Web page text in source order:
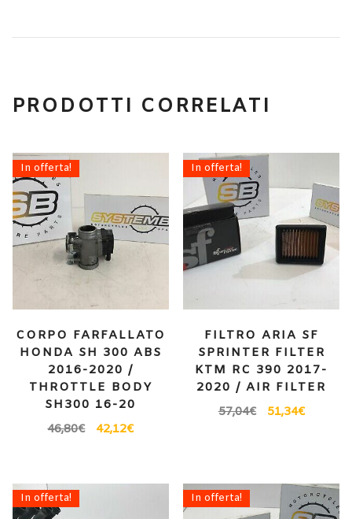
PRODOTTI CORRELATI
In offerta!
CORPO FARFALLATO
HONDA SH 300 ABS
2016-2020 /
THROTTLE BODY
SH300 16-20
46,80€ 42,12€
In offerta!
FILTRO ARIA SF
SPRINTER FILTER
KTM RC 390 2017-
2020 / AIR FILTER
57,04€ 51,34€
In offerta! In offerta!